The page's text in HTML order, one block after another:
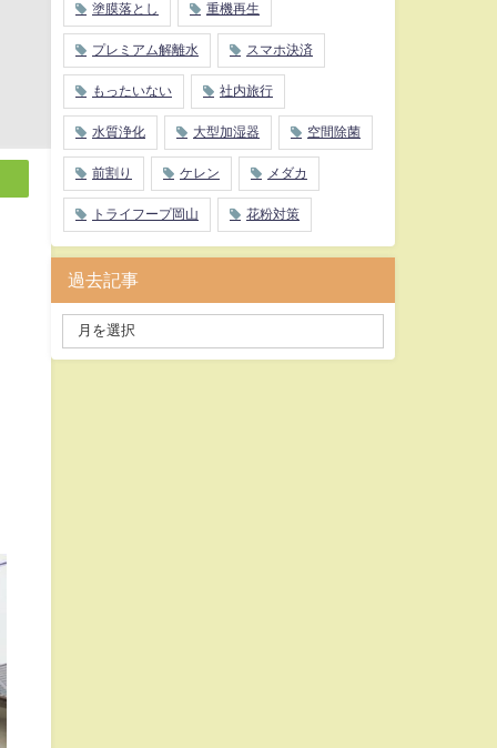
塗膜落とし 重機再生
プレミアム解離水 スマホ決済
もったいない 社内旅行
水質浄化 大型加湿器 空間除菌
前割り ケレン メダカ
トライフープ岡山 花粉対策
過去記事